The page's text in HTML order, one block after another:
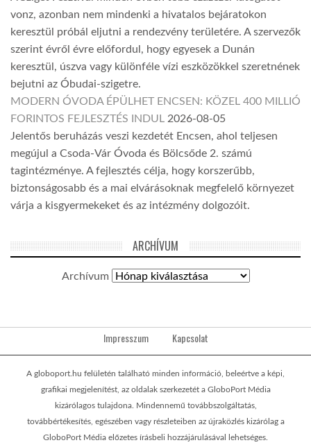
vonz, azonban nem mindenki a hivatalos bejáratokon
keresztül próbál eljutni a rendezvény területére. A szervezők
szerint évről évre előfordul, hogy egyesek a Dunán
keresztül, úszva vagy különféle vízi eszközökkel szeretnének
bejutni az Óbudai-szigetre.
MODERN ÓVODA ÉPÜLHET ENCSEN: KÖZEL 400 MILLIÓ
FORINTOS FEJLESZTÉS INDUL 2026-08-05
Jelentős beruházás veszi kezdetét Encsen, ahol teljesen
megújul a Csoda-Vár Óvoda és Bölcsőde 2. számú
tagintézménye. A fejlesztés célja, hogy korszerűbb,
biztonságosabb és a mai elvárásoknak megfelelő környezet
várja a kisgyermekeket és az intézmény dolgozóit.
ARCHÍVUM
Archívum
Impresszum Kapcsolat
A globoport.hu felületén található minden információ, beleértve a képi,
grafikai megjelenítést, az oldalak szerkezetét a GloboPort Média
kizárólagos tulajdona. Mindennemű továbbszolgáltatás,
továbbértékesítés, egészében vagy részleteiben az újraközlés kizárólag a
GloboPort Média előzetes írásbeli hozzájárulásával lehetséges.